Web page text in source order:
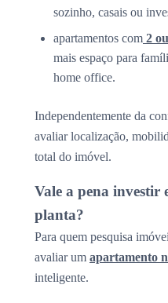
sozinho, casais ou
apartamentos com 2
mais espaço para
home office.
Independentemente da
avaliar localização,
total do imóvel.
Vale a pena investir
planta?
Para quem pesquisa
avaliar um apartamento
inteligente.